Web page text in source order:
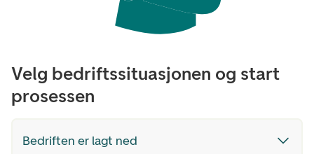
Velg bedriftssituasjonen og start
prosessen
Bedriften er lagt ned